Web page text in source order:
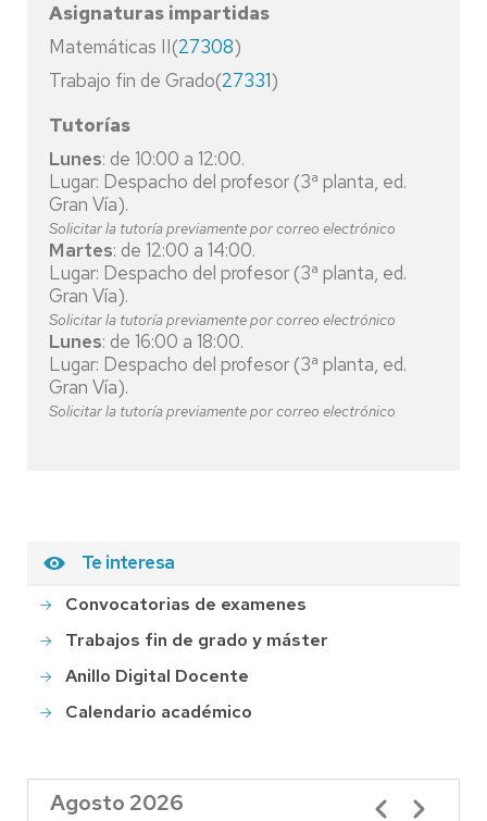
Asignaturas impartidas
Matemáticas II(27308)
Trabajo fin de Grado(27331)
Tutorías
Lunes: de 10:00 a 12:00.
Lugar: Despacho del profesor (3ª planta, ed.
Gran Vía).
Solicitar la tutoría previamente por correo electrónico
Martes: de 12:00 a 14:00.
Lugar: Despacho del profesor (3ª planta, ed.
Gran Vía).
Solicitar la tutoría previamente por correo electrónico
Lunes: de 16:00 a 18:00.
Lugar: Despacho del profesor (3ª planta, ed.
Gran Vía).
Solicitar la tutoría previamente por correo electrónico
Te interesa
Convocatorias de examenes
Trabajos fin de grado y máster
Anillo Digital Docente
Calendario académico
Agosto 2026 Paginación